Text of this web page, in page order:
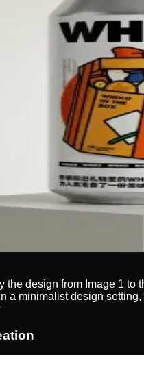
the design from Image 1 to
a minimalist design setting,